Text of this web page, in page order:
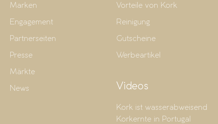
Marken
Engagement
Partnerseiten
Presse
Märkte
News
Vorteile von Kork
Reinigung
Gutscheine
Werbeartikel
Videos
Kork ist wasserabweisend
Korkernte in Portugal